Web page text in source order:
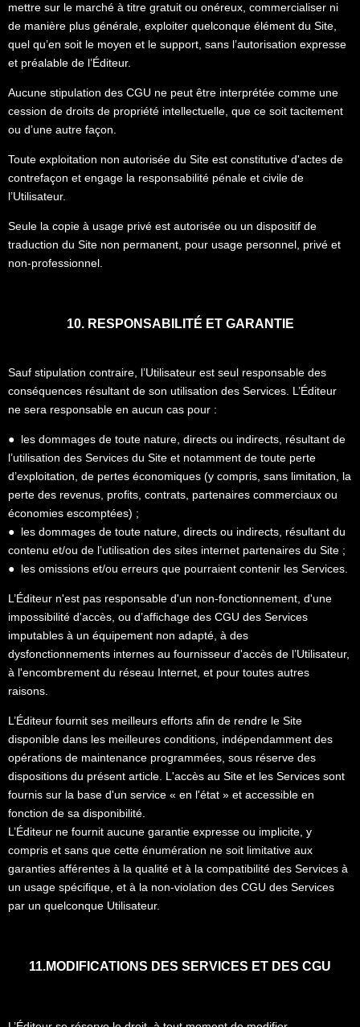
mettre sur le marché à titre gratuit ou onéreux, commercialiser ni
de manière plus générale, exploiter quelconque élément du Site,
quel qu’en soit le moyen et le support, sans l’autorisation expresse
et préalable de l’Éditeur.
Aucune stipulation des CGU ne peut être interprétée comme une
cession de droits de propriété intellectuelle, que ce soit tacitement
ou d’une autre façon.
Toute exploitation non autorisée du Site est constitutive d'actes de
contrefaçon et engage la responsabilité pénale et civile de
l’Utilisateur.
Seule la copie à usage privé est autorisée ou un dispositif de
traduction du Site non permanent, pour usage personnel, privé et
non-professionnel.
10. RESPONSABILITÉ ET GARANTIE
Sauf stipulation contraire, l’Utilisateur est seul responsable des
conséquences résultant de son utilisation des Services. L’Éditeur
ne sera responsable en aucun cas pour :
● les dommages de toute nature, directs ou indirects, résultant de
l’utilisation des Services du Site et notamment de toute perte
d’exploitation, de pertes économiques (y compris, sans limitation, la
perte des revenus, profits, contrats, partenaires commerciaux ou
économies escomptées) ;
● les dommages de toute nature, directs ou indirects, résultant du
contenu et/ou de l’utilisation des sites internet partenaires du Site ;
● les omissions et/ou erreurs que pourraient contenir les Services.
L’Éditeur n'est pas responsable d'un non-fonctionnement, d'une
impossibilité d'accès, ou d’affichage des CGU des Services
imputables à un équipement non adapté, à des
dysfonctionnements internes au fournisseur d'accès de l’Utilisateur,
à l'encombrement du réseau Internet, et pour toutes autres
raisons.
L’Éditeur fournit ses meilleurs efforts afin de rendre le Site
disponible dans les meilleures conditions, indépendamment des
opérations de maintenance programmées, sous réserve des
dispositions du présent article. L'accès au Site et les Services sont
fournis sur la base d'un service « en l'état » et accessible en
fonction de sa disponibilité.
L’Éditeur ne fournit aucune garantie expresse ou implicite, y
compris et sans que cette énumération ne soit limitative aux
garanties afférentes à la qualité et à la compatibilité des Services à
un usage spécifique, et à la non-violation des CGU des Services
par un quelconque Utilisateur.
11.MODIFICATIONS DES SERVICES ET DES CGU